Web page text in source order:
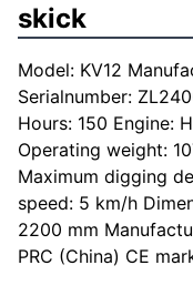
skick
Model: KV12
Serialnumber:
Hours: 150 Engine:
Operating weight:
Maximum digging
speed: 5 km/h
2200 mm
PRC (China) CE